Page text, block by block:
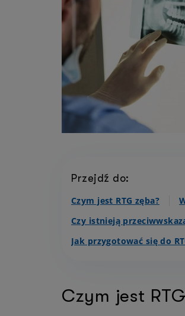
Przejdź do:
Czym jest RTG zęba?
Czy istnieją
Jak przygotować się do
Czym jest